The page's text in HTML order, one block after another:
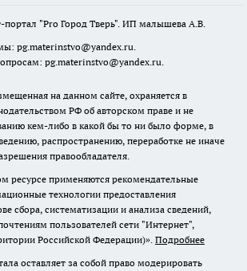
портал "Pro Город Тверь". ИП малышева А.В.
pg.materinstvo@yandex.ru.
pg.materinstvo@yandex.ru.
на данном сайте, охраняется в
РФ об авторском праве и не
кем-либо в какой бы то ни было форме, в
распространению, переработке не иначе
правообладателя.
ресурсе применяются рекомендательные
технологии предоставления
сбора, систематизации и анализа сведений,
пользователей сети "Интернет",
Российской Федерации)». Подробнее
оставляет за собой право модерировать